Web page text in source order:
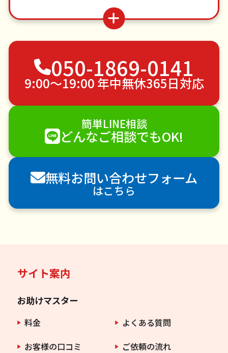
謝罪代行
水道パッキン交換
雨どい修理・掃除
並び代行
不用品回収
ゴミ屋敷片付け
草刈り・草むしり
植木の伐採
手すり取り付け
ペットのお世話
エアコンクリーニング
DIY・日曜大工
ハウスクリーニング
雪かき・雪下ろし
電球交換
襖（ふすま）の張替え
空き家管理
害獣駆除
防草シート施工
ナメクジ駆除
害虫駆除
050-1869-0141
9:00〜19:00 年中無休365日対応
簡単LINE相談
どんなご相談でもOK!
無料お問い合わせフォーム
はこちら
サイト案内
お助けマスター
料金
よくある質問
お客様の口コミ
ご依頼の流れ